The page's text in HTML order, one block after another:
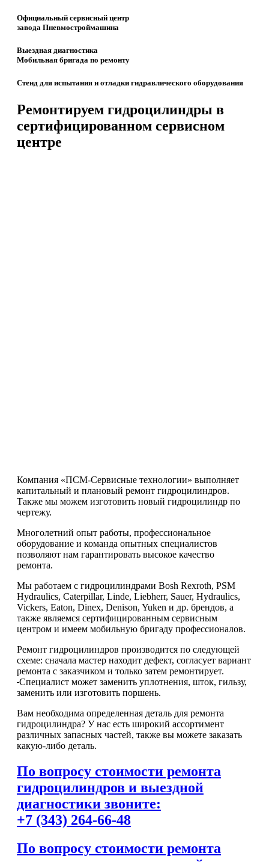
Официальный сервисный центр
завода Пневмостроймашина
Выездная диагностика
Мобильная бригада по ремонту
Стенд для испытания и отладки гидравлического оборудования
Ремонтируем гидроцилиндры в
сертифицированном сервисном
центре
Компания «ПСМ-Сервисные технологии» выполняет
капитальный и плановый ремонт гидроцилиндров.
Также мы можем изготовить новый гидроцилиндр по
чертежу.
Многолетний опыт работы, профессиональное
оборудование и команда опытных специалистов
позволяют нам гарантировать высокое качество
ремонта.
Мы работаем с гидроцилиндрами Bosh Rexroth, PSM
Hydraulics, Caterpillar, Linde, Liebherr, Sauer, Hydraulics,
Vickers, Eaton, Dinex, Denison, Yuken и др. брендов, а
также являемся сертифицированным сервисным
центром и имеем мобильную бригаду профессионалов.
Ремонт гидроцилиндров производится по следующей
схеме: сначала мастер находит дефект, согласует вариант
ремонта с заказчиком и только затем ремонтирует.
Специалист может заменить уплотнения, шток, гильзу,
заменить или изготовить поршень.
Вам необходима определенная деталь для ремонта
гидроцилиндра? У нас есть широкий ассортимент
различных запасных частей, также вы можете заказать
какую-либо деталь.
По вопросу стоимости ремонта
гидроцилиндров и выездной
диагностики звоните:
+7 (343) 264-66-48
По вопросу стоимости ремонта